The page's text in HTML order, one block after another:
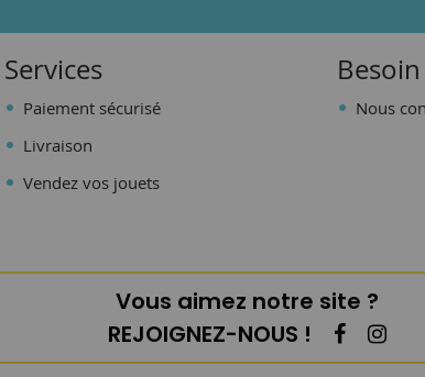
Services
Paiement sécurisé
Livraison
Vendez vos jouets
Nous
Vous aimez notre site ?
REJOIGNEZ-NOUS !